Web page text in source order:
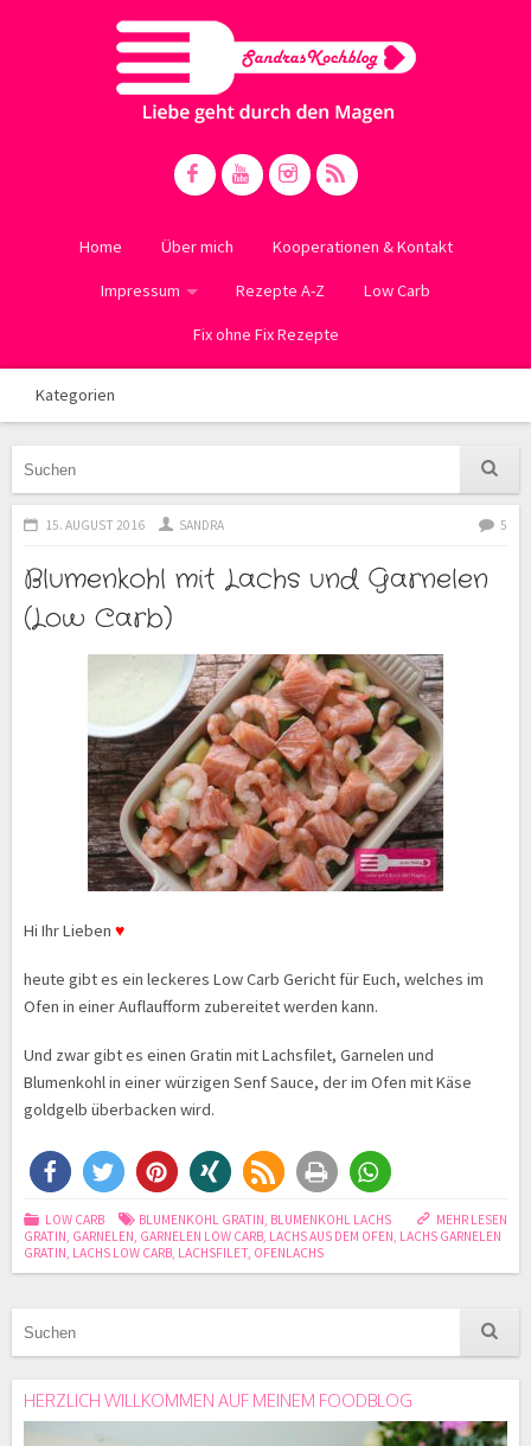
Home Über mich Kooperationen & Kontakt
Impressum Rezepte A-Z Low Carb
Fix ohne Fix Rezepte
Kategorien
15. AUGUST 2016 SANDRA 5
Blumenkohl mit Lachs und Garnelen
(Low Carb)
Hi Ihr Lieben ♥
heute gibt es ein leckeres Low Carb Gericht für Euch, welches im
Ofen in einer Auflaufform zubereitet werden kann.
Und zwar gibt es einen Gratin mit Lachsfilet, Garnelen und
Blumenkohl in einer würzigen Senf Sauce, der im Ofen mit Käse
goldgelb überbacken wird.
MEHR LESEN
LOW CARB BLUMENKOHL GRATIN, BLUMENKOHL LACHS
GRATIN, GARNELEN, GARNELEN LOW CARB, LACHS AUS DEM OFEN, LACHS GARNELEN
GRATIN, LACHS LOW CARB, LACHSFILET, OFENLACHS
HERZLICH WILLKOMMEN AUF MEINEM FOODBLOG